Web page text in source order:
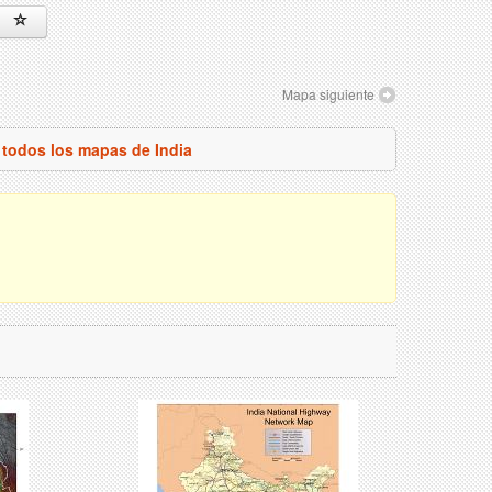
Mapa siguiente
todos los mapas de India